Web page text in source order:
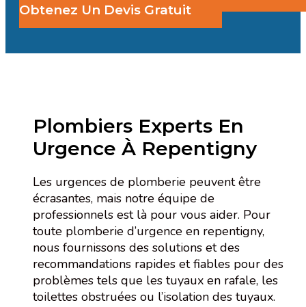
Obtenez Un Devis Gratuit
Plombiers Experts En
Urgence À Repentigny
Les urgences de plomberie peuvent être
écrasantes, mais notre équipe de
professionnels est là pour vous aider. Pour
toute plomberie d’urgence en repentigny,
nous fournissons des solutions et des
recommandations rapides et fiables pour des
problèmes tels que les tuyaux en rafale, les
toilettes obstruées ou l’isolation des tuyaux.